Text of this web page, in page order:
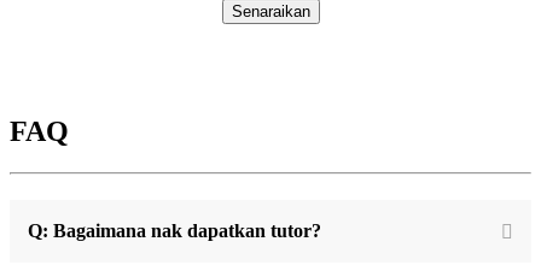
Senaraikan
FAQ
Q: Bagaimana nak dapatkan tutor?